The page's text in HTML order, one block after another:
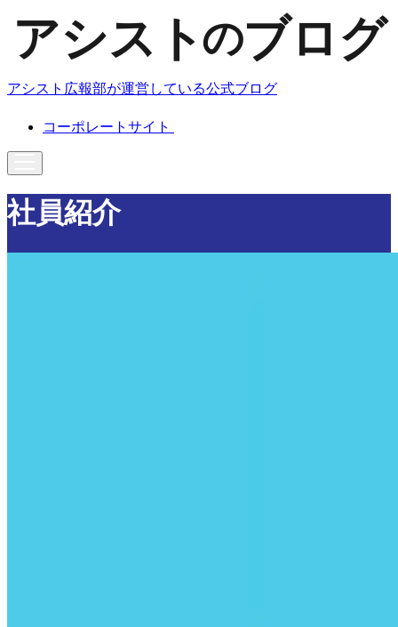
アシスト広報部が運営している公式ブログ
コーポレートサイト
社員紹介